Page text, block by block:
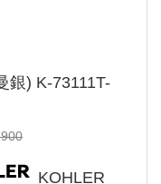
銀) K-73111T-
KOHLER